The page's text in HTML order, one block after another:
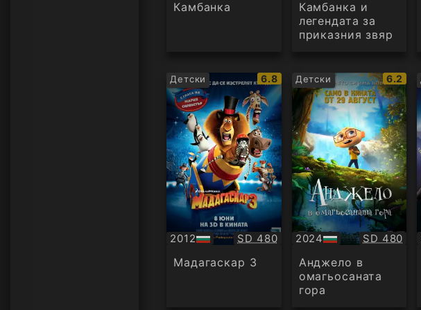
Камбанка
Камбанка и
легендата за
приказния звяр
Детски
IMDb
рейтинг:
6.8
2012
БГ
аудио
Качество:
SD 480
Мадагаскар 3
Детски
IMDb
6.2
2024
БГ
аудио
Качество:
SD 480
Анджело в
омагьосаната
гора